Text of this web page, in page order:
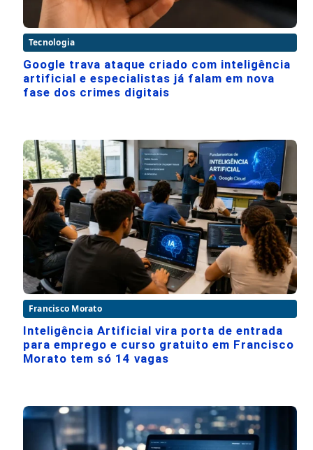
Tecnologia
Google trava ataque criado com inteligência
artificial e especialistas já falam em nova
fase dos crimes digitais
Francisco Morato
Inteligência Artificial vira porta de entrada
para emprego e curso gratuito em Francisco
Morato tem só 14 vagas